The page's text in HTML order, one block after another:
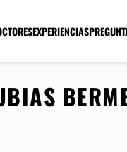
EXPERIENCIAS